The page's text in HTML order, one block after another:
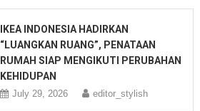
IKEA INDONESIA HADIRKAN
“LUANGKAN RUANG”, PENATAAN
RUMAH SIAP MENGIKUTI PERUBAHAN
KEHIDUPAN
July 29, 2026 editor_stylish